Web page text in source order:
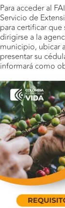
Para acceder al
Servicio de
para certificar que
dirigirse a la
municipio, ubicar
presentar su
informará como